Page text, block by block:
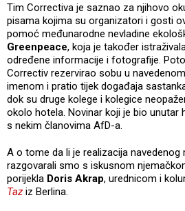
Tim Correctiva je saznao za njihovo
pisama kojima su organizatori i gosti
pomoć međunarodne nevladine
Greenpeace, koja je također
određene informacije i fotografije.
Correctiv rezervirao sobu u
imenom i pratio tijek događaja
dok su druge kolege i kolegice
okolo hotela. Novinar koji je bio unutar
s nekim članovima AfD-a.
A o tome da li je realizacija
razgovarali smo s iskusnom
porijekla Doris Akrap, urednicom i
Taz iz Berlina.